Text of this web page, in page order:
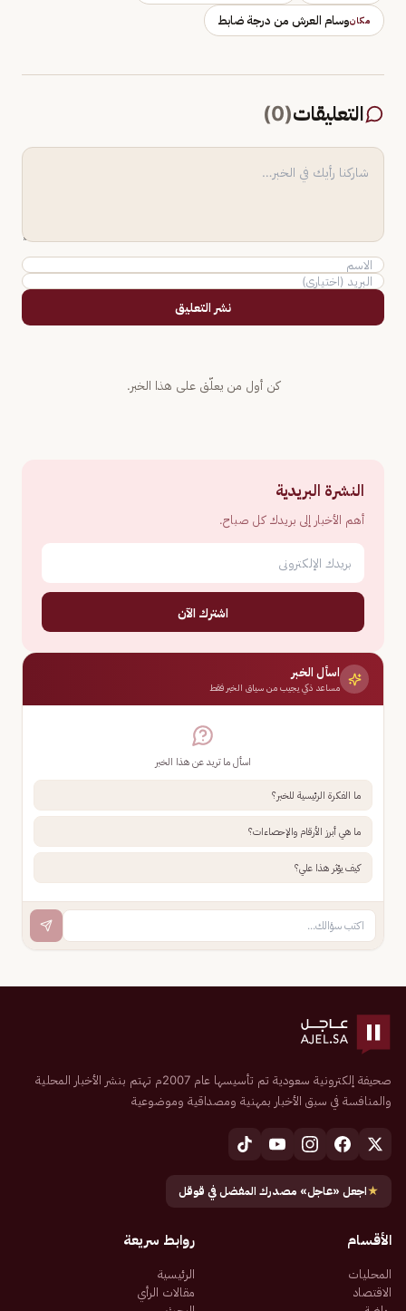
مكانوسام العرش من درجة ضابط
التعليقات(
0
)
نشر التعليق
كن أول من يعلّق على هذا الخبر.
النشرة البريدية
أهم الأخبار إلى بريدك كل صباح.
اشترك الآن
اسأل الخبر
مساعد ذكي يجيب من سياق الخبر فقط
اسأل ما تريد عن هذا الخبر
ما الفكرة الرئيسية للخبر؟
ما هي أبرز الأرقام والإحصاءات؟
كيف يؤثر هذا علي؟
صحيفة إلكترونية سعودية تم تأسيسها عام 2007م تهتم بنشر الأخبار المحلية
والمنافسة في سبق الأخبار بمهنية ومصداقية وموضوعية
★اجعل «عاجل» مصدرك المفضل في قوقل
الأقسام
المحليات
الاقتصاد
روابط سريعة
الرئيسية
مقالات الرأي